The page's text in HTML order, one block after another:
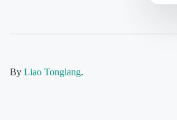
By Liao Tonglang.